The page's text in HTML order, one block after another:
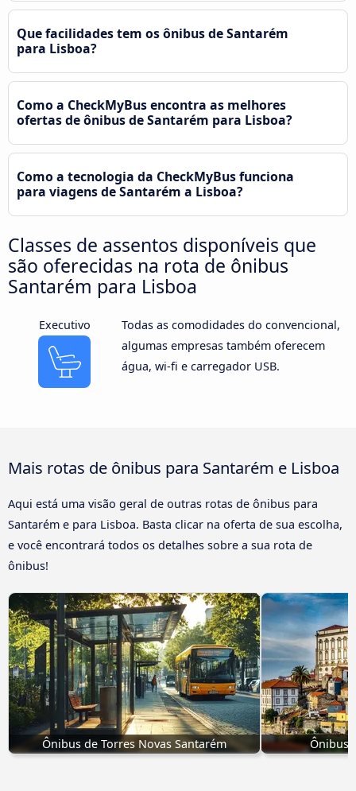
Que facilidades tem os ônibus de Santarém
para Lisboa?
Como a CheckMyBus encontra as melhores
ofertas de ônibus de Santarém para Lisboa?
Como a tecnologia da CheckMyBus funciona
para viagens de Santarém a Lisboa?
Classes de assentos disponíveis que
são oferecidas na rota de ônibus
Santarém para Lisboa
Executivo
Todas as comodidades do convencional,
algumas empresas também oferecem
água, wi-fi e carregador USB.
Mais rotas de ônibus para Santarém e Lisboa
Aqui está uma visão geral de outras rotas de ônibus para
Santarém e para Lisboa. Basta clicar na oferta de sua escolha,
e você encontrará todos os detalhes sobre a sua rota de
ônibus!
Ônibus de Torres Novas Santarém Ônibus